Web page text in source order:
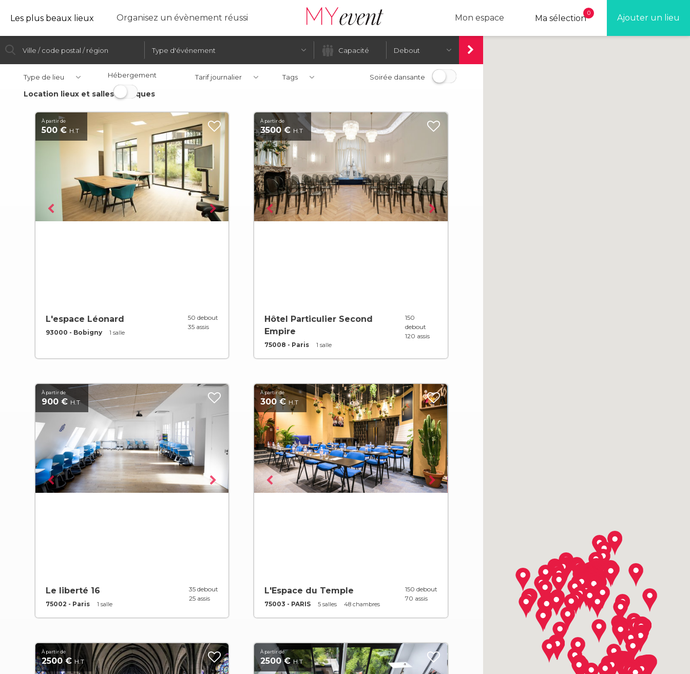
Les plus beaux lieux Organisez un évènement réussi Ajouter un lieu
Ma sélection
0
Mon espace
Debout
Type de lieu Hébergement Tarif journalier Tags Soirée dansante
Location lieux et salles atypiques
À partir de
500 € H.T
L'espace Léonard
93000 - Bobigny 1 salle
50 debout
35 assis
À partir de
3500 € H.T
Hôtel Particulier Second
Empire
75008 - Paris 1 salle
150
debout
120 assis
À partir de
900 € H.T
Le liberté 16
75002 - Paris 1 salle
35 debout
25 assis
À partir de
300 € H.T
L'Espace du Temple
75003 - PARIS 5 salles 48 chambres
150 debout
70 assis
À partir de
2500 € H.T
À partir de
2500 € H.T